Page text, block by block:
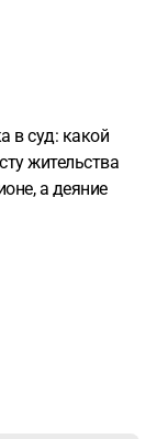
в суд: какой
жительства
а деяние